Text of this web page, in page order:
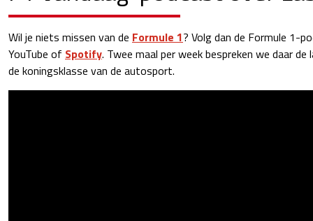
Wil je niets missen van de Formule 1? Volg dan de Formule 1-
YouTube of Spotify. Twee maal per week bespreken we daar
de koningsklasse van de autosport.